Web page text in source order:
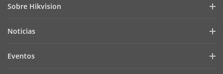
Sobre Hikvision
Ciberseguridad
Noticias
Eventos